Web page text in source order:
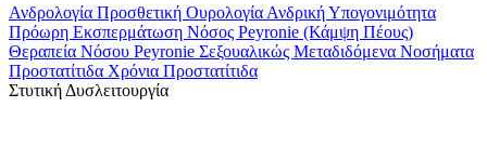
Ανδρολογία Προσθετική Ουρολογία Ανδρική Υπογονιμότητα
Πρόωρη Εκσπερμάτωση Νόσος Peyronie (Κάμψη Πέους)
Θεραπεία Νόσου Peyronie Σεξουαλικώς Μεταδιδόμενα Νοσήματα
Προστατίτιδα Χρόνια Προστατίτιδα
Στυτική Δυσλειτουργία